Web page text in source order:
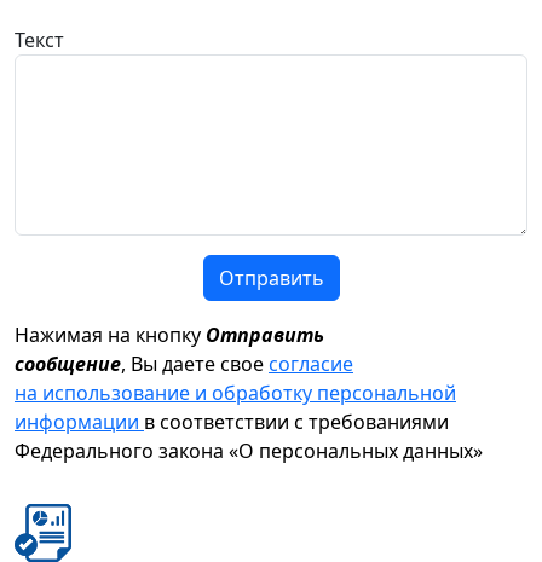
Текст
Отправить
Нажимая на кнопку Отправить
сообщение, Вы даете своесогласие
на использование и обработку персональной
информации в соответствии с требованиями
Федерального закона «О персональных данных»